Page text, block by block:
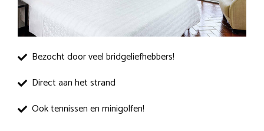
Bezocht door veel bridgeliefhebbers!
Direct aan het strand
Ook tennissen en minigolfen!